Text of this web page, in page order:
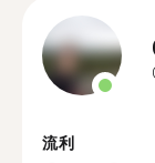
流利